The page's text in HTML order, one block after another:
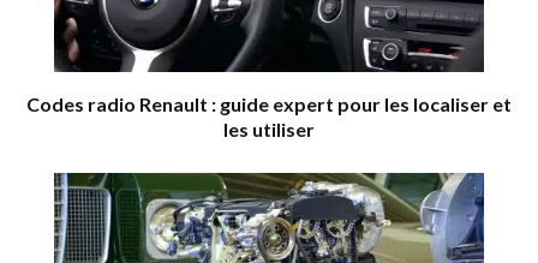
Codes radio Renault : guide expert pour les localiser et
les utiliser